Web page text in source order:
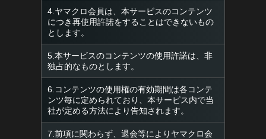
4.ヤマクロ会員は、本サービスのコンテンツ
につき再使用許諾をすることはできないもの
とします。
5.本サービスのコンテンツの使用許諾は、非
独占的なものとします。
6.コンテンツの使用権の有効期間は各コンテ
ンツ毎に定められており、本サービス内で当
社が定める方法により告知されます。
7.前項に関わらず、退会等によりヤマクロ会